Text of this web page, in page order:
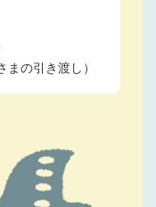
の引き渡し）